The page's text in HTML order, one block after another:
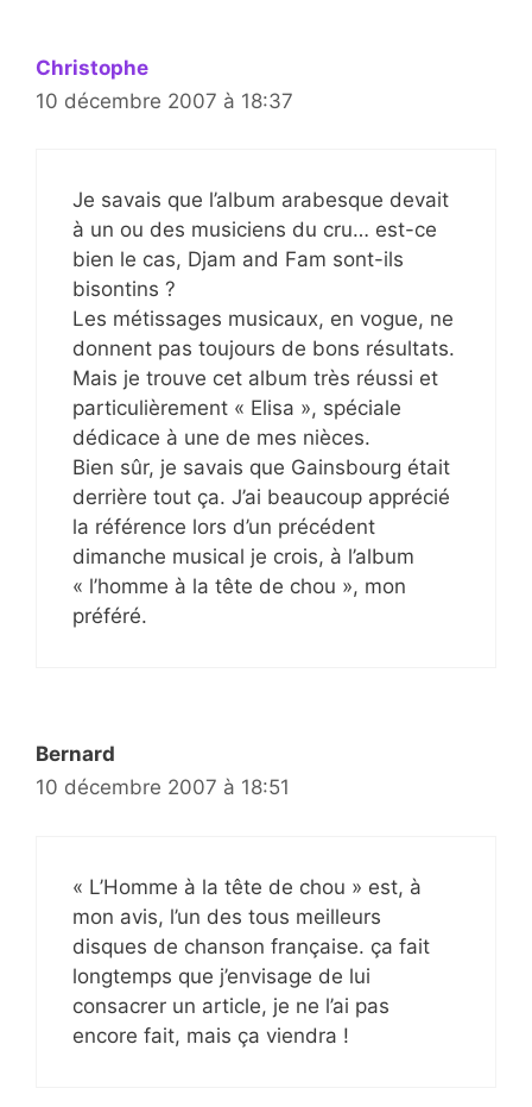
Christophe
10 décembre 2007 à 18:37
Je savais que l’album arabesque devait
à un ou des musiciens du cru… est-ce
bien le cas, Djam and Fam sont-ils
bisontins ?
Les métissages musicaux, en vogue, ne
donnent pas toujours de bons résultats.
Mais je trouve cet album très réussi et
particulièrement « Elisa », spéciale
dédicace à une de mes nièces.
Bien sûr, je savais que Gainsbourg était
derrière tout ça. J’ai beaucoup apprécié
la référence lors d’un précédent
dimanche musical je crois, à l’album
« l’homme à la tête de chou », mon
préféré.
Bernard
10 décembre 2007 à 18:51
« L’Homme à la tête de chou » est, à
mon avis, l’un des tous meilleurs
disques de chanson française. ça fait
longtemps que j’envisage de lui
consacrer un article, je ne l’ai pas
encore fait, mais ça viendra !